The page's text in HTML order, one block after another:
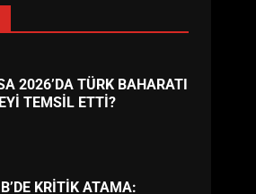
KRİTİK ATAMA:
NE